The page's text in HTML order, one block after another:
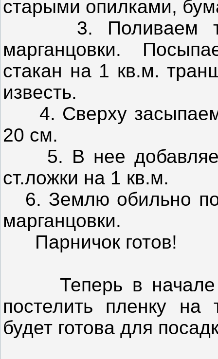
старыми опилками,
3. Поливаем
марганцовки.
стакан на 1 кв.м.
известь.
4. Сверху засыпаем
20 см.
5. В нее добавляем
ст.ложки на 1 кв.м.
6. Землю обильно
марганцовки.
Парничок готов!
Теперь в начале
постелить пленку
будет готова для